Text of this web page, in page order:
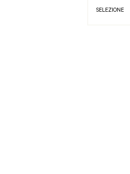
SELEZIONE